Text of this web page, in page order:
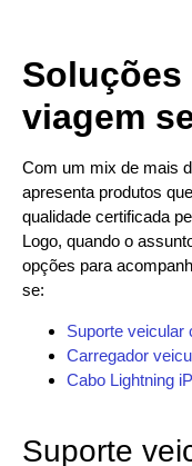
Soluções
viagem
Com um mix de mais
apresenta produtos
qualidade certificada
Logo, quando o
opções para
se:
Suporte veicular
Carregador
Cabo Lightning
Suporte